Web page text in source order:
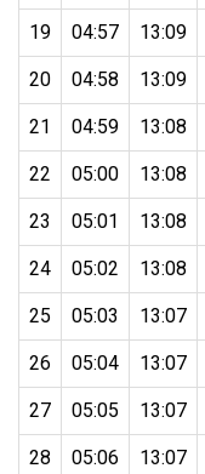
19 04:57 13:09
20 04:58 13:09
21 04:59 13:08
22 05:00 13:08
23 05:01 13:08
24 05:02 13:08
25 05:03 13:07
26 05:04 13:07
27 05:05 13:07
28 05:06 13:07